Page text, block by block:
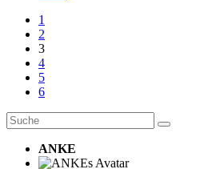
1
2
3
4
5
6
ANKE